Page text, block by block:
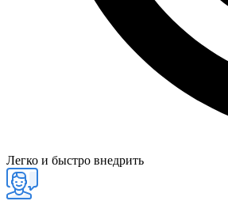
Легко и быстро внедрить